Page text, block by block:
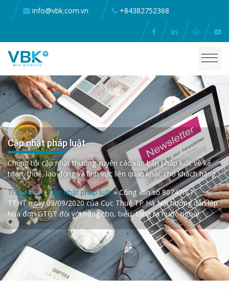
info@vbk.com.vn +84382752368
Cập nhật pháp luật
Chúng tôi cập nhật thường xuyên các văn bản pháp luật về kế
toán, thuế, lao động và lĩnh vực liên quan khác cho khách hàng.
Trang chủ»Cập nhật pháp luật»Công văn số 80747/CT-
TTHT ngày 03/09/2020 của Cục Thuế TP Hà Nội hướng dẫn lập
hóa đơn GTGT đối với hàng cho, biếu, tặng ra nước ngoài